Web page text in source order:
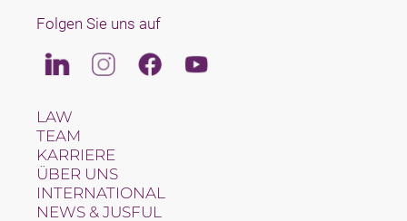
Folgen Sie uns auf
LinkedinInstagramFacebookYoutube
LAW
TEAM
KARRIERE
ÜBER UNS
INTERNATIONAL
NEWS & JUSFUL